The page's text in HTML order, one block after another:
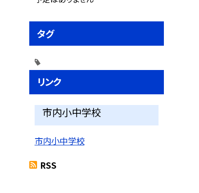
タグ
リンク
市内小中学校
市内小中学校
RSS